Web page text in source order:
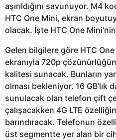
aşırıldığını savunuyor. M4
HTC One Mini, ekran
olacak. İşte HTC One
Gelen bilgilere göre HTC
ekranıyla 720p
kalitesi sunacak. Bunların
olması bekleniyor. 16 GB’lık
sunulacak olan telefon çift
çalışacakken 4G LTE
barındıracak. Telefonun
üst segmentte yer alan bir